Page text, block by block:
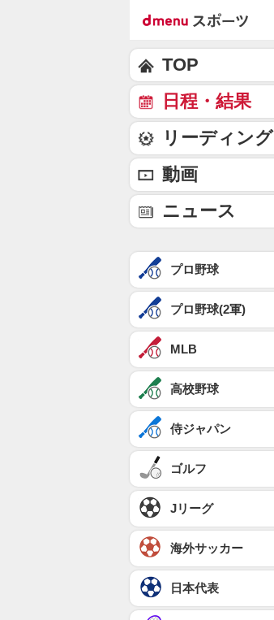
TOP
日程・結果
リーディング
動画
ニュース
プロ野球
プロ野球(2軍)
MLB
高校野球
侍ジャパン
ゴルフ
Jリーグ
海外サッカー
日本代表